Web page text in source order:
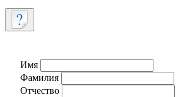
Имя
Фамилия
Отчество